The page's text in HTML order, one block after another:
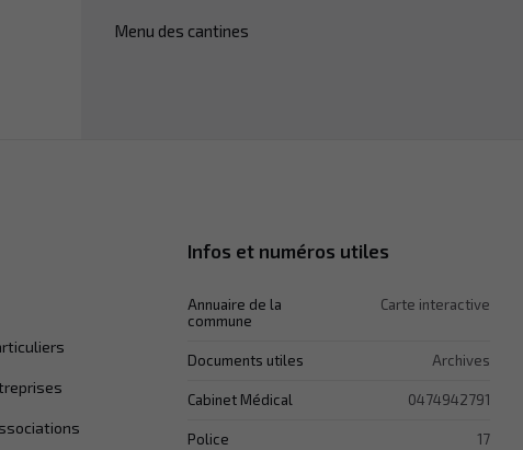
Menu des cantines
Infos et numéros utiles
Annuaire de la
commune
Carte interactive
Documents utiles Archives
Cabinet Médical 0474942791
Police 17